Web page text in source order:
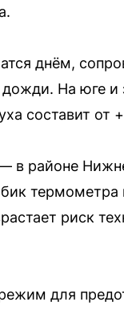
днём,
На юге и
составит от
в районе
риск
для